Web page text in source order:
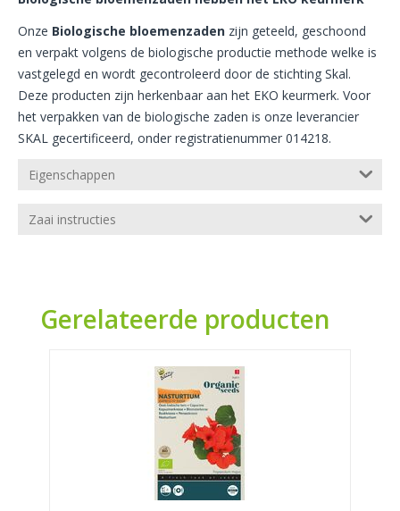
Onze Biologische bloemenzaden zijn geteeld, geschoond
en verpakt volgens de biologische productie methode welke is
vastgelegd en wordt gecontroleerd door de stichting Skal.
Deze producten zijn herkenbaar aan het EKO keurmerk. Voor
het verpakken van de biologische zaden is onze leverancier
SKAL gecertificeerd, onder registratienummer 014218.
Eigenschappen
Zaai instructies
Gerelateerde producten